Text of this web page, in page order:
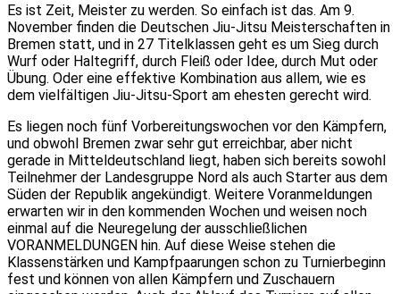
Es ist Zeit, Meister zu werden. So einfach ist das. Am 9.
November finden die Deutschen Jiu-Jitsu Meisterschaften in
Bremen statt, und in 27 Titelklassen geht es um Sieg durch
Wurf oder Haltegriff, durch Fleiß oder Idee, durch Mut oder
Übung. Oder eine effektive Kombination aus allem, wie es
dem vielfältigen Jiu-Jitsu-Sport am ehesten gerecht wird.
Es liegen noch fünf Vorbereitungswochen vor den Kämpfern,
und obwohl Bremen zwar sehr gut erreichbar, aber nicht
gerade in Mitteldeutschland liegt, haben sich bereits sowohl
Teilnehmer der Landesgruppe Nord als auch Starter aus dem
Süden der Republik angekündigt. Weitere Voranmeldungen
erwarten wir in den kommenden Wochen und weisen noch
einmal auf die Neuregelung der ausschließlichen
VORANMELDUNGEN hin. Auf diese Weise stehen die
Klassenstärken und Kampfpaarungen schon zu Turnierbeginn
fest und können von allen Kämpfern und Zuschauern